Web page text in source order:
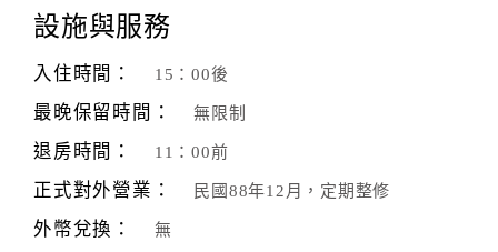
顧
客
滿
度
訂
單
設施與服務
入住時間： 15：00後
最晚保留時間： 無限制
退房時間： 11：00前
正式對外營業： 民國88年12月，定期整修
外幣兌換： 無